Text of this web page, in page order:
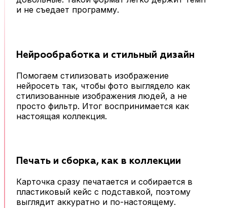
и не съедает программу.
Нейрообработка и стильный дизайн
Помогаем стилизовать изображение
нейросеть так, чтобы фото выглядело как
стилизованные изображения людей, а не
просто фильтр. Итог воспринимается как
настоящая коллекция.
Печать и сборка, как в коллекции
Карточка сразу печатается и собирается в
пластиковый кейс с подставкой, поэтому
выглядит аккуратно и по-настоящему.